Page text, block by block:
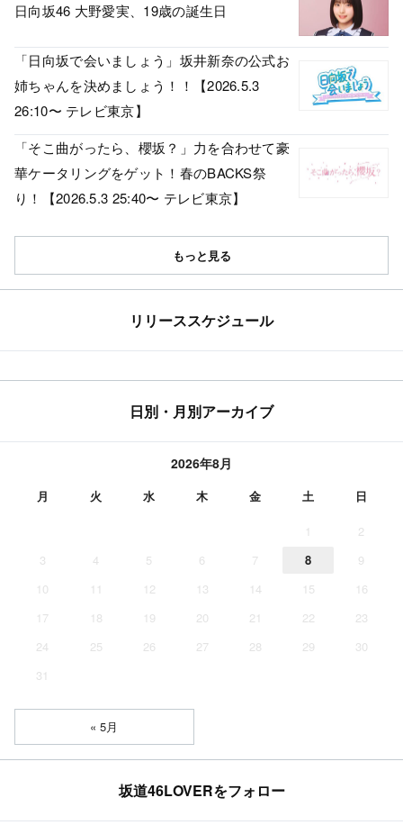
日向坂46 大野愛実、19歳の誕生日
「日向坂で会いましょう」坂井新奈の公式お
姉ちゃんを決めましょう！！【2026.5.3
26:10〜 テレビ東京】
「そこ曲がったら、櫻坂？」力を合わせて豪
華ケータリングをゲット！春のBACKS祭
り！【2026.5.3 25:40〜 テレビ東京】
もっと見る
リリーススケジュール
日別・月別アーカイブ
2026年8月
月 火 水 木 金 土 日
1
2
3
4 5 6 7 8
9
10
11 12 13 14 15
16
17
18 19 20 21 22
23
24
25 26 27 28 29
30
31
« 5月
坂道46LOVERをフォロー